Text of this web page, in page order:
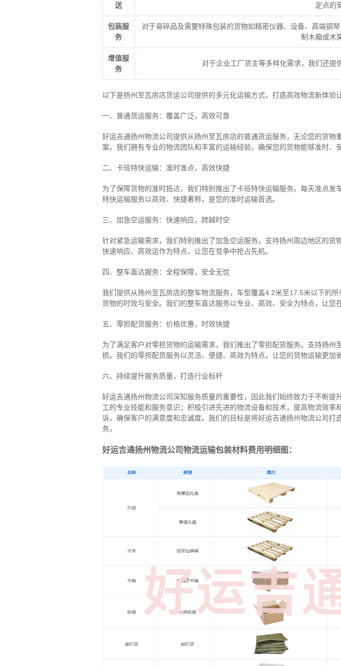
送
定点的
包装服
务
对于易碎品及需要特殊包装的货物如精密仪器、设备、高端钢
制木箱或木
增值服
务
对于企业工厂货主等多样化需求，我们还提
以下是扬州至瓦房店货运公司提供的多元化运输方式，打造高效物流新体验
一、普通货运服务：覆盖广泛，高效可靠
好运吉通扬州物流公司提供从扬州至瓦房店的普通货运服务，无论您的货
案。我们拥有专业的物流团队和丰富的运输经验，确保您的货物能够准时、
二、卡班特快运输：准时准点，高效快捷
为了保障货物的准时抵达，我们特别推出了卡班特快运输服务。每天准点
特快运输服务以高效、快捷著称，是您的准时运输首选。
三、加急空运服务：快速响应，跨越时空
针对紧急运输需求，我们特别推出了加急空运服务。支持扬州周边地区的
快速响应、高效运作为特点，让您在竞争中抢占先机。
四、整车直达服务：全程保障，安全无忧
我们提供从扬州至瓦房店的整车物流服务，车型覆盖4.2米至17.5米以下的
货物的时效与安全。我们的整车直达服务以专业、高效、安全为特点，让您
五、零担配货服务：价格优惠，时效快捷
为了满足客户对零担货物的运输需求，我们推出了零担配货服务。支持扬
损。我们的零担配货服务以灵活、便捷、高效为特点，让您的货物运输更加
六、持续提升服务质量，打造行业标杆
好运吉通扬州物流公司深知服务质量的重要性，因此我们始终致力于不断
工的专业技能和服务意识；积极引进先进的物流设备和技术，提高物流效
诉，确保客户的满意度和忠诚度。我们的目标是将好运吉通扬州物流公司
务。
好运吉通扬州物流公司物流运输包装材料费用明细图：